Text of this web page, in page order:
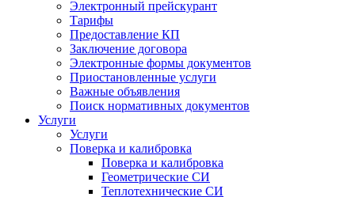
Электронный прейскурант
Тарифы
Предоставление КП
Заключение договора
Электронные формы документов
Приостановленные услуги
Важные объявления
Поиск нормативных документов
Услуги
Услуги
Поверка и калибровка
Поверка и калибровка
Геометрические СИ
Теплотехнические СИ